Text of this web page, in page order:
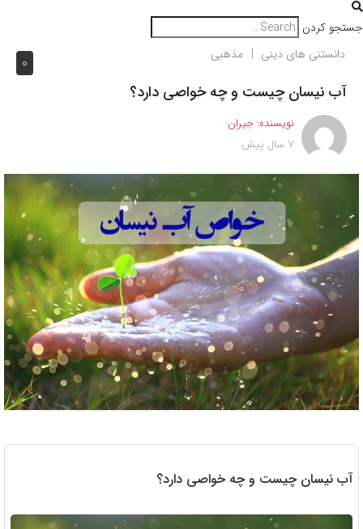
جستجو کردن
0 دانستنی های دینی مذهبی
آب نیسان چیست و چه خواصی دارد؟
نویسنده: جیران
7 سال پیش
آب نیسان چیست و چه خواصی دارد؟